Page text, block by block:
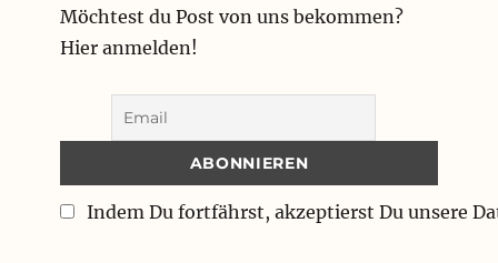
Möchtest du Post von uns bekommen?
Hier anmelden!
Indem Du fortfährst, akzeptierst Du unsere